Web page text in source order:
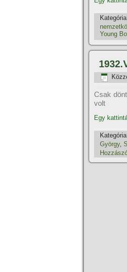
Young
Csak
volt
Egy
György,